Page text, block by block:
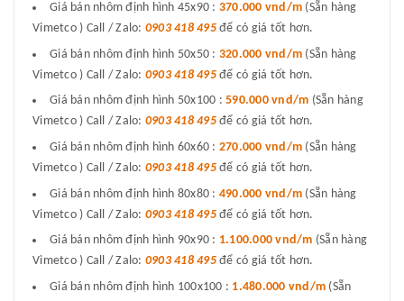
Giá bán nhôm định hình 45x90 : 370.000 vnd/m (Sẵn hàng
Vimetco ) Call / Zalo: 0903 418 495để có giá tốt hơn.
Giá bán nhôm định hình 50x50 : 320.000 vnd/m (Sẵn hàng
Vimetco ) Call / Zalo: 0903 418 495để có giá tốt hơn.
Giá bán nhôm định hình 50x100 : 590.000 vnd/m (Sẵn hàng
Vimetco ) Call / Zalo: 0903 418 495để có giá tốt hơn.
Giá bán nhôm định hình 60x60 : 270.000 vnd/m (Sẵn hàng
Vimetco ) Call / Zalo: 0903 418 495để có giá tốt hơn.
Giá bán nhôm định hình 80x80 : 490.000 vnd/m (Sẵn hàng
Vimetco ) Call / Zalo: 0903 418 495để có giá tốt hơn.
Giá bán nhôm định hình 90x90 : 1.100.000 vnd/m (Sẵn hàng
Vimetco ) Call / Zalo: 0903 418 495để có giá tốt hơn.
Giá bán nhôm định hình 100x100 : 1.480.000 vnd/m (Sẵn